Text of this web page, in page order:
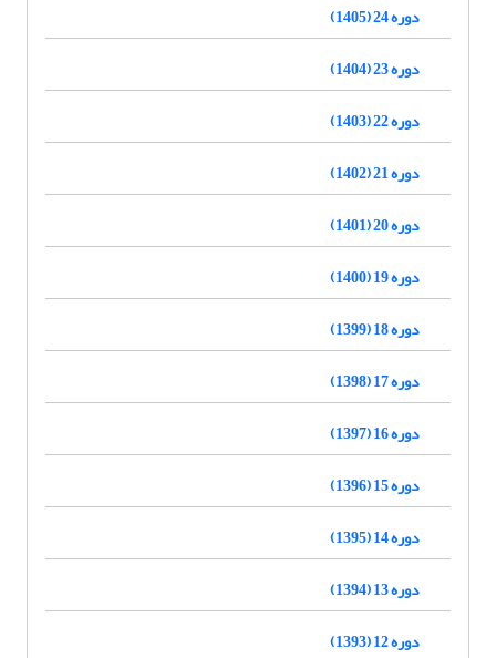
دوره 24 (1405)
دوره 23 (1404)
دوره 22 (1403)
دوره 21 (1402)
دوره 20 (1401)
دوره 19 (1400)
دوره 18 (1399)
دوره 17 (1398)
دوره 16 (1397)
دوره 15 (1396)
دوره 14 (1395)
دوره 13 (1394)
دوره 12 (1393)